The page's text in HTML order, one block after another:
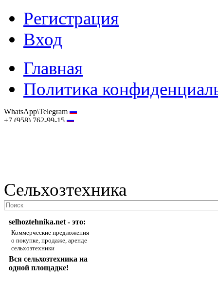
Регистрация
Вход
Главная
Политика
WhatsApp\Telegram
+7 (958) 762-99-15
Сельхозтехника
selhoztehnika.net - это:
Коммерческие предложения
о покупке, продаже, аренде
сельхозтехники
Вся сельхозтехника на
одной площадке!